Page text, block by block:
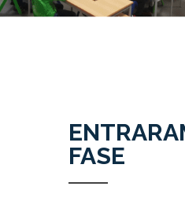
FASE